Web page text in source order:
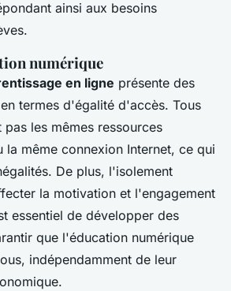
ainsi aux besoins
numérique
en ligne présente des
termes d'égalité d'accès. Tous
les mêmes ressources
la même connexion Internet, ce qui
De plus, l'isolement
la motivation et l'engagement
essentiel de développer des
que l'éducation numérique
indépendamment de leur